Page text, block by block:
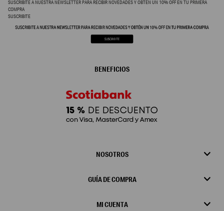
SUSCRIBITE A NUESTRA NEWSLETTER PARA RECIBIR NOVEDADES Y OBTÉN UN 10% OFF EN TU PRIMERA
COMPRA
SUSCRIBITE
NOSOTROS
GUÍA DE COMPRA
MI CUENTA
BENEFICIOS